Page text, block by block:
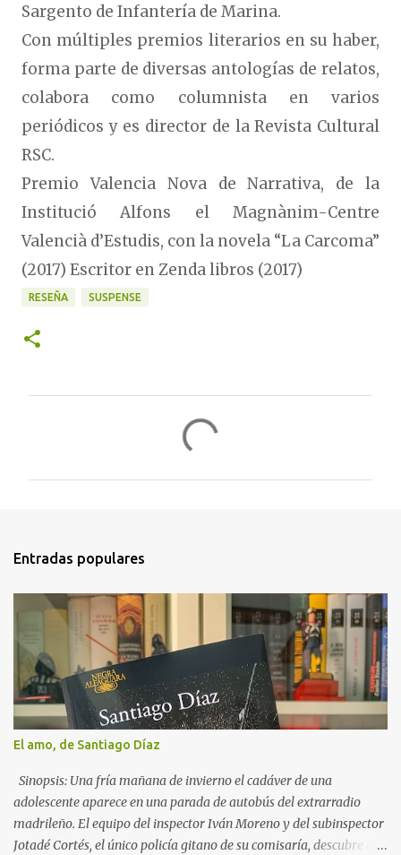
Sargento de Infantería de Marina.
Con múltiples premios literarios en su haber,
forma parte de diversas antologías de relatos,
colabora como columnista en varios
periódicos y es director de la Revista Cultural
RSC.
Premio Valencia Nova de Narrativa, de la
Institució Alfons el Magnànim-Centre
Valencià d’Estudis, con la novela “La Carcoma”
(2017) Escritor en Zenda libros (2017)
RESEÑA SUSPENSE
t
o
s
Entradas populares
El amo, de Santiago Díaz
Sinopsis: Una fría mañana de invierno el cadáver de una
adolescente aparece en una parada de autobús del extrarradio
madrileño. El equipo del inspector Iván Moreno y del subinspector
Jotadé Cortés, el único policía gitano de su comisaría, descubre que